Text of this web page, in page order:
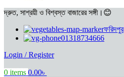
দ্রুত, সাশ্রয়ী ও বিশ্বস্ত বাজারের সঙ্গী।😊
ফরিদপুর
01318734666
Login / Register
0 items 0.00৳